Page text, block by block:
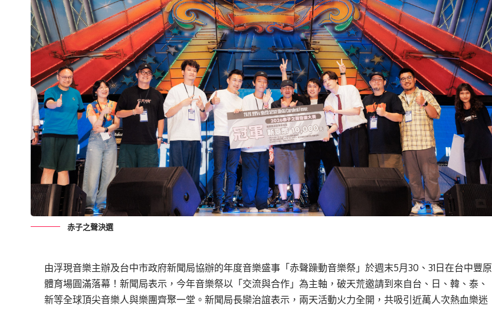
赤子之聲決選
由浮現音樂主辦及台中市政府新聞局協辦的年度音樂盛事「赤聲躁動音樂祭」於週末5月30、31日在台中豐原
體育場圓滿落幕！新聞局表示，今年音樂祭以「交流與合作」為主軸，破天荒邀請到來自台、日、韓、泰、
新等全球頂尖音樂人與樂團齊聚一堂。新聞局長欒治誼表示，兩天活動火力全開，共吸引近萬人次熱血樂迷